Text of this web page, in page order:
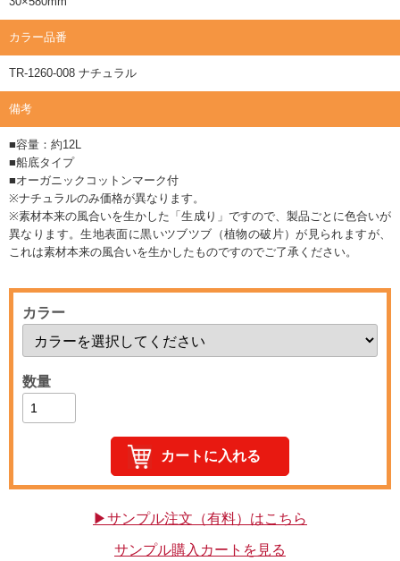
カラー品番
TR-1260-008 ナチュラル
備考
■容量：約12L
■船底タイプ
■オーガニックコットンマーク付
※ナチュラルのみ価格が異なります。
※素材本来の風合いを生かした「生成り」ですので、製品ごとに色合いが
異なります。生地表面に黒いツブツブ（植物の破片）が見られますが、
これは素材本来の風合いを生かしたものですのでご了承ください。
カラー
数量
▶サンプル注文（有料）はこちら
サンプル購入カートを見る